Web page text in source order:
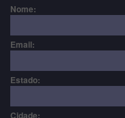
Nome:
Email:
Estado:
Cidade: